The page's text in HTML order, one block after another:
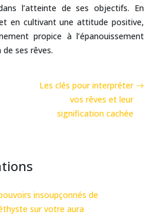
l’atteinte de ses objectifs. En
en cultivant une attitude positive,
propice à l’épanouissement
ses rêves.
Les clés pour interpréter
vos rêves et leur
signification cachée
insoupçonnés de
sur votre aura